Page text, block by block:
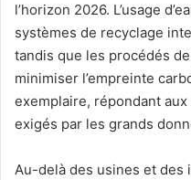
l’horizon 2026. L’usage
systèmes de recyclage
tandis que les procédés
minimiser l’empreinte
exemplaire, répondant
exigés par les grands
Au-delà des usines et des